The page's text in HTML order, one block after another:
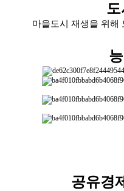
마을도시 재생을 위해
공유경